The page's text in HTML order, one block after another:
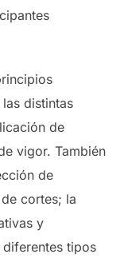
distintas
de
vigor. También
de
cortes; la
y
tipos